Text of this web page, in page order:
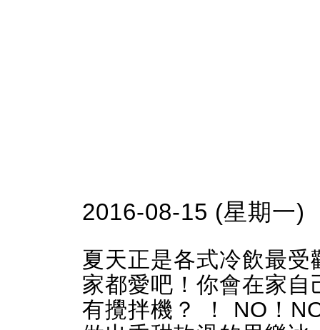
2016-08-15 (星期一)
夏天正是各式冷飲最
家都愛吧！你會在家
有攪拌機？ ！ NO！